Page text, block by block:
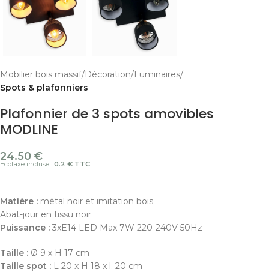
Mobilier bois massif Décoration Luminaires
Spots & plafonniers
Plafonnier de 3 spots amovibles
MODLINE
24.50 €
Ecotaxe incluse : 0.2 € TTC
Matière : métal noir et imitation bois
Abat-jour en tissu noir
Puissance : 3xE14 LED Max 7W 220-240V 50Hz
Taille : Ø 9 x H 17 cm
Taille spot : L 20 x H 18 x l. 20 cm